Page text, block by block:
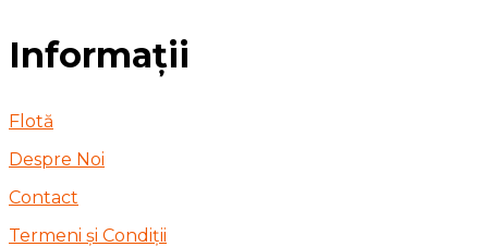
Informații
Flotă
Despre Noi
Contact
Termeni și Condiții